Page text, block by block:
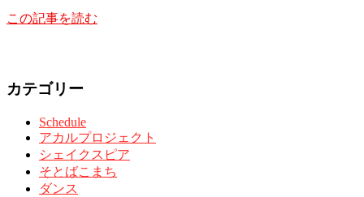
この記事を読む
カテゴリー
Schedule
アカルプロジェクト
シェイクスピア
そとばこまち
ダンス